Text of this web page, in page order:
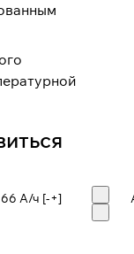
А/ч [-+]